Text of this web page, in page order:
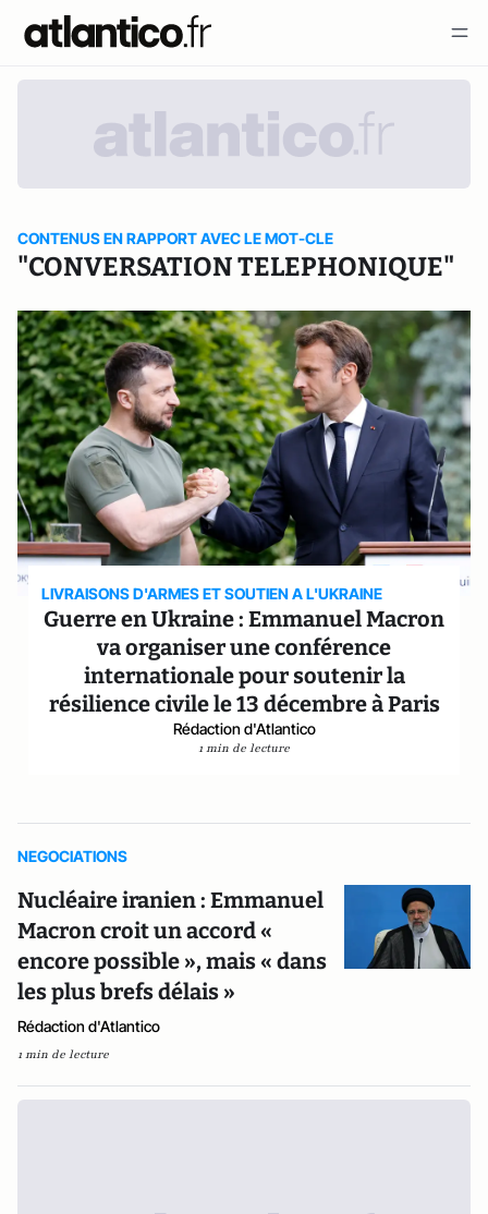
CONTENUS EN RAPPORT AVEC LE MOT-CLE
"CONVERSATION TELEPHONIQUE"
LIVRAISONS D'ARMES ET SOUTIEN A L'UKRAINE
Guerre en Ukraine : Emmanuel Macron
va organiser une conférence
internationale pour soutenir la
résilience civile le 13 décembre à Paris
Rédaction d'Atlantico
1 min de lecture
NEGOCIATIONS
Nucléaire iranien : Emmanuel
Macron croit un accord «
encore possible », mais « dans
les plus brefs délais »
Rédaction d'Atlantico
1 min de lecture